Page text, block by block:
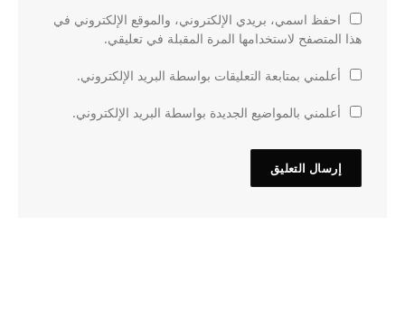
احفظ اسمي، بريدي الإلكتروني، والموقع الإلكتروني في
هذا المتصفح لاستخدامها المرة المقبلة في تعليقي.
أعلمني بمتابعة التعليقات بواسطة البريد الإلكتروني.
أعلمني بالمواضيع الجديدة بواسطة البريد الإلكتروني.